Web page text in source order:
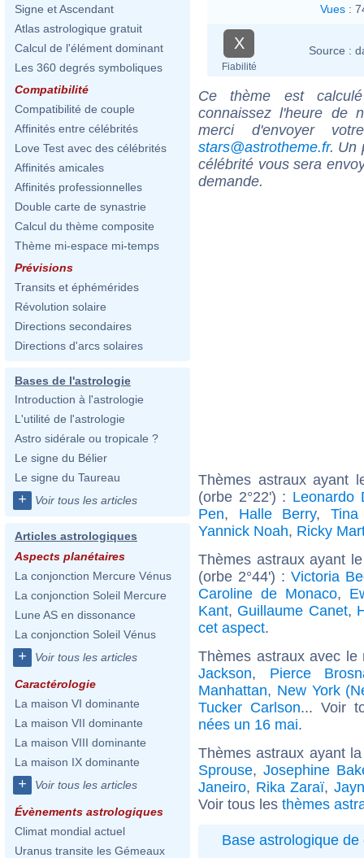
Signe et Ascendant
Atlas astrologique gratuit
Calcul de l'élément dominant
Les 360 degrés symboliques
Compatibilité
Compatibilité de couple
Affinités entre célébrités
Love Test avec des célébrités
Affinités amicales
Affinités professionnelles
Double carte de synastrie
Calcul du thème composite
Thème mi-espace mi-temps
Prévisions
Transits et éphémérides
Révolution solaire
Directions secondaires
Directions d'arcs solaires
Bases de l'astrologie
Introduction à l'astrologie
L'utilité de l'astrologie
Astro sidérale ou tropicale ?
Le signe du Bélier
Le signe du Taureau
+ Voir tous les articles
Articles astrologiques
Aspects planétaires
La conjonction Mercure Vénus
La conjonction Soleil Mercure
Lune AS en dissonance
La conjonction Soleil Vénus
+ Voir tous les articles
Caractérologie
La maison VI dominante
La maison VII dominante
La maison VIII dominante
La maison IX dominante
+ Voir tous les articles
Évènements astrologiques
Climat mondial actuel
Uranus transite les Gémeaux
Vues :
X
Fiabilité
Source :
Ce thème est
connaissez l'heure de
merci d'envoyer
stars@astrotheme.fr. Un
célébrité vous sera
demande.
Thèmes astraux ayant
(orbe 2°22') : Leonardo
Pen, Halle Berry, Tina
Yannick Noah, Ricky
Thèmes astraux ayant
(orbe 2°44') : Victoria
Caroline de Monaco,
Kant, Guillaume Canet,
cet aspect.
Thèmes astraux avec
Jackson, Pierce
Manhattan, New York
Tucker Carlson... Voir
nées un 16 mai.
Thèmes astraux ayant
Sprouse, Josephine
Janeiro, Rika Zaraï,
Voir tous les thèmes
Base astrologique de